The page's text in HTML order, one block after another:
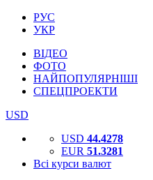
РУС
УКР
ВІДЕО
ФОТО
НАЙПОПУЛЯРНІШІ
СПЕЦПРОЕКТИ
USD
USD 44.4278
EUR 51.3281
Всі курси валют